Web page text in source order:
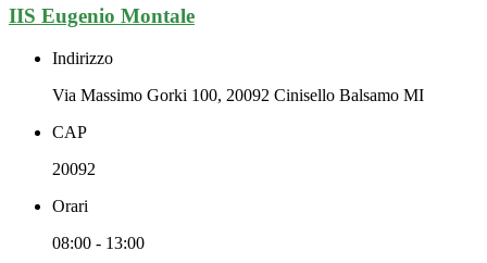
IIS Eugenio Montale
Indirizzo
Via Massimo Gorki 100, 20092 Cinisello Balsamo MI
CAP
20092
Orari
08:00 - 13:00